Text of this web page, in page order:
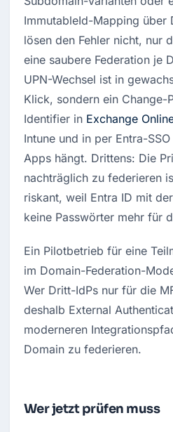
ImmutableId-Mapping über
lösen den Fehler nicht, nur
eine saubere Federation je
UPN-Wechsel ist in
Klick, sondern ein Change-
Identifier in Exchange
Intune und in per Entra-
Apps hängt. Drittens: Die
nachträglich zu federieren
riskant, weil Entra ID mit
keine Passwörter mehr für
Ein Pilotbetrieb für eine
im Domain-Federation-
Wer Dritt-IdPs nur für die
deshalb External
moderneren
Domain zu federieren.
Wer jetzt prüfen muss